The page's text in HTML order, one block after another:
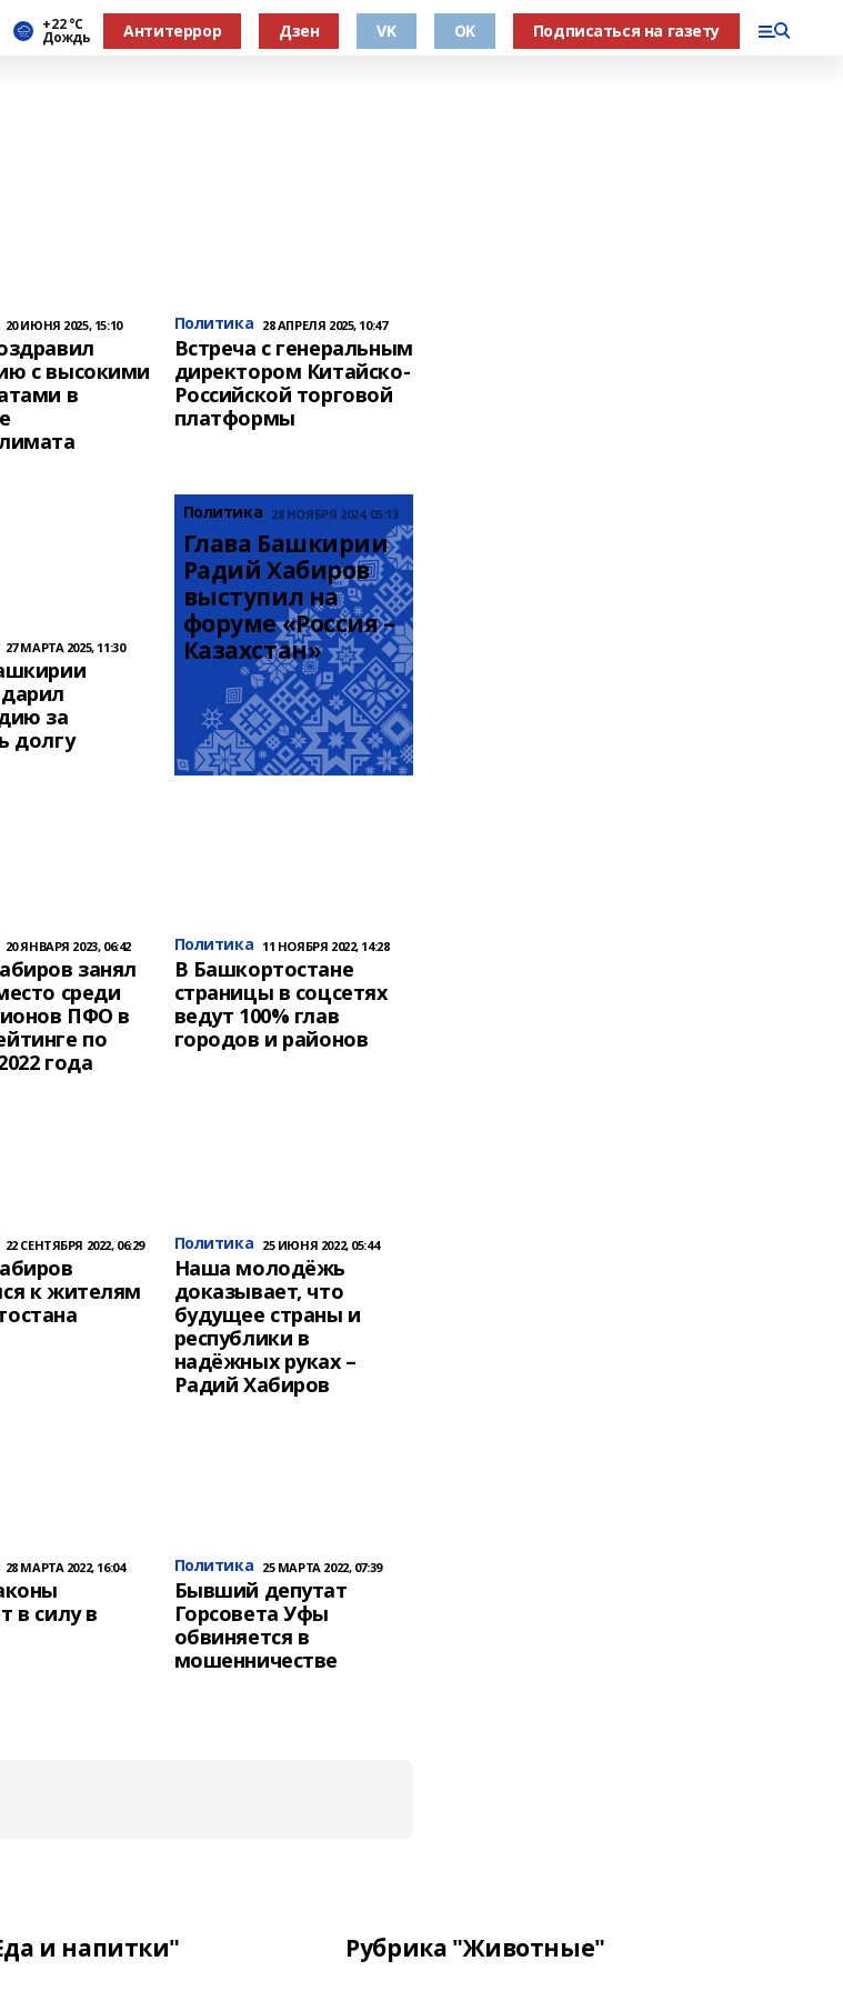
+22 °С
Дождь Антитеррор Дзен VK OK Подписаться на газету
20 ИЮНЯ 2025, 15:10
с высокими
в
Политика 28 АПРЕЛЯ 2025, 10:47
Встреча с генеральным
директором Китайско-
Российской торговой
платформы
27 МАРТА 2025, 11:30
за
долгу
Политика 28 НОЯБРЯ 2024, 05:13
Глава Башкирии
Радий Хабиров
выступил на
форуме «Россия –
Казахстан»
20 ЯНВАРЯ 2023, 06:42
занял
среди
ПФО в
по
года
Политика 11 НОЯБРЯ 2022, 14:28
В Башкортостане
страницы в соцсетях
ведут 100% глав
городов и районов
22 СЕНТЯБРЯ 2022, 06:29
к жителям
Политика 25 ИЮНЯ 2022, 05:44
Наша молодёжь
доказывает, что
будущее страны и
республики в
надёжных руках –
Радий Хабиров
28 МАРТА 2022, 16:04
в силу в
Политика 25 МАРТА 2022, 07:39
Бывший депутат
Горсовета Уфы
обвиняется в
мошенничестве
и напитки" Рубрика "Животные"